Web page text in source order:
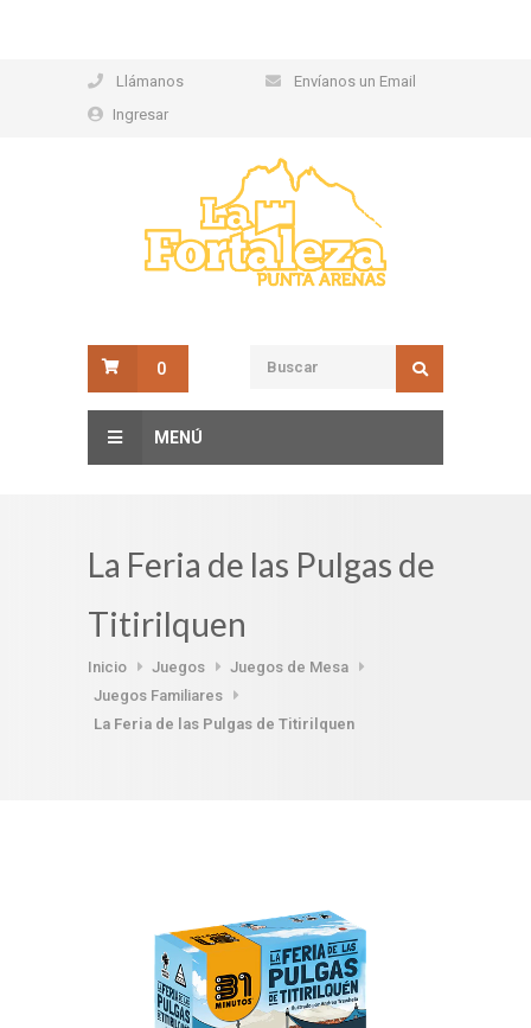
Llámanos
Envíanos un Email
Ingresar
0
MENÚ
La Feria de las Pulgas de
Titirilquen
Inicio Juegos
Juegos de Mesa
Juegos Familiares
La Feria de las Pulgas de Titirilquen